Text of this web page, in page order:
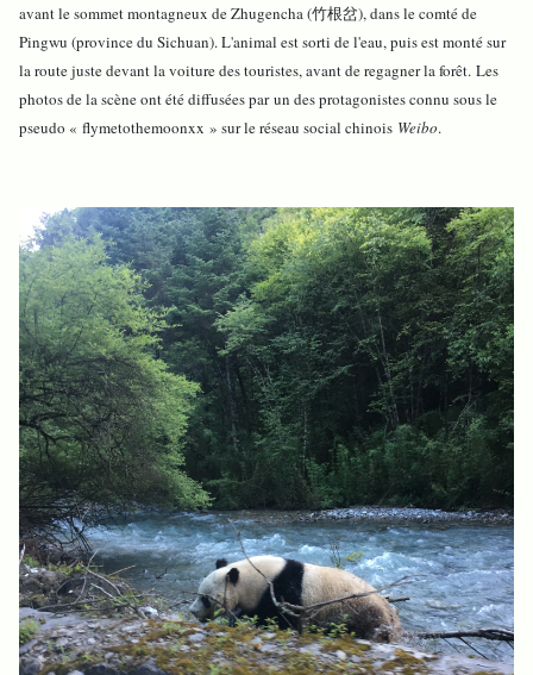
avant le sommet montagneux de Zhugencha (竹根岔), dans le comté de
Pingwu (province du Sichuan). L'animal est sorti de l'eau, puis est monté sur
la route juste devant la voiture des touristes, avant de regagner la forêt. Les
photos de la scène ont été diffusées par un des protagonistes connu sous le
pseudo « flymetothemoonxx » sur le réseau social chinois Weibo.